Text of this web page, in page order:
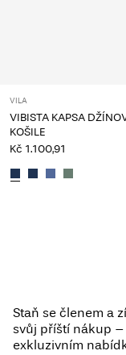
VILA
VIBISTA KAPSA
KOŠILE
Kč 1.100,91
Staň se členem a
svůj příští nákup
exkluzivním